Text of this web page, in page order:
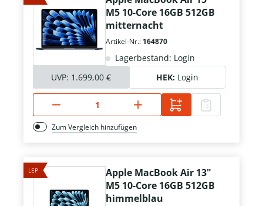
M5 10-Core 16GB 512GB
mitternacht
Artikel-Nr.: 164870
Lagerbestand: Login
UVP: 1.699,00 € HEK: Login
Zum Vergleich hinzufügen
LEP
Apple MacBook Air 13"
M5 10-Core 16GB 512GB
himmelblau